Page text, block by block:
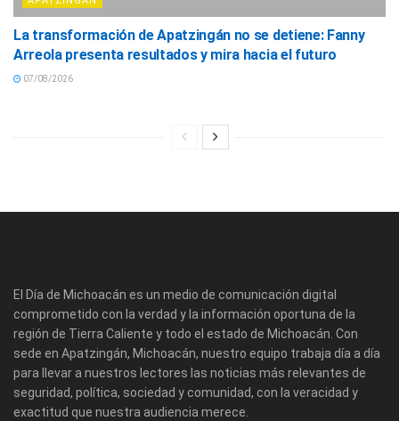
La transformación de Apatzingán no se detiene: Fanny
Arreola presenta resultados y mira hacia el futuro
07/08/2026
El Día de Michoacán es un medio de comunicación digital
comprometido con la verdad y la información oportuna de la
región de Tierra Caliente y todo el estado de Michoacán. Con
sede en Apatzingán, Michoacán, nuestro equipo trabaja día a día
para llevar a nuestros lectores las noticias más relevantes de
seguridad, política, sociedad y comunidad, con la veracidad y
exactitud que nuestra audiencia merece.